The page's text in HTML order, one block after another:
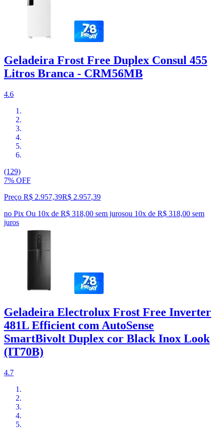
Geladeira Frost Free Duplex Consul 455
Litros Branca - CRM56MB
4.6
(129)
7% OFF
Preço R$ 2.957,39R$ 2.957,39
no Pix Ou 10x de R$ 318,00 sem jurosou 10x de R$ 318,00 sem
juros
Geladeira Electrolux Frost Free Inverter
481L Efficient com AutoSense
SmartBivolt Duplex cor Black Inox Look
(IT70B)
4.7